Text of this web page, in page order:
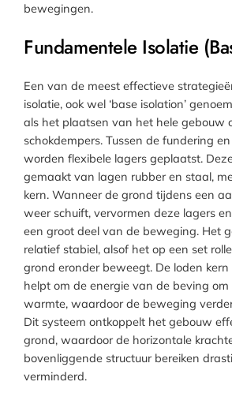
bewegingen.
Fundamentele Isolatie
Een van de meest effectieve
isolatie, ook wel ‘base isolation’
als het plaatsen van het hele gebouw
schokdempers. Tussen de fundering
worden flexibele lagers geplaatst.
gemaakt van lagen rubber en staal,
kern. Wanneer de grond tijdens een
weer schuift, vervormen deze lagers
een groot deel van de beweging. Het
relatief stabiel, alsof het op een set
grond eronder beweegt. De loden
helpt om de energie van de beving
warmte, waardoor de beweging
Dit systeem ontkoppelt het gebouw
grond, waardoor de horizontale
bovenliggende structuur bereiken
verminderd.